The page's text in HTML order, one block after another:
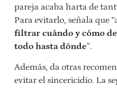
pareja acaba harta de
Para evitarlo, señala que
filtrar cuándo y cómo
todo hasta dónde”.
Además, da otras
evitar el sincericidio. La